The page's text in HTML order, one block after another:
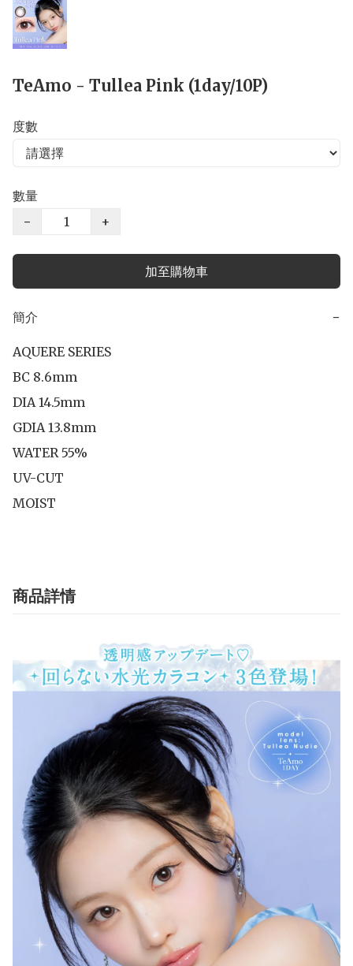
TeAmo - Tullea Pink (1day/10P)
度數
數量
−
+
加至購物車
簡介 −
AQUERE SERIES
BC 8.6mm
DIA 14.5mm
GDIA 13.8mm
WATER 55%
UV-CUT
商品詳情